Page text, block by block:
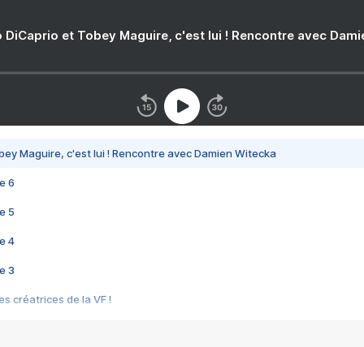
DiCaprio et Tobey Maguire, c'est lui ! Rencontre avec
Maguire, c'est lui ! Rencontre avec Damien Witecka
6
5
4
3
créatrices de la VF !